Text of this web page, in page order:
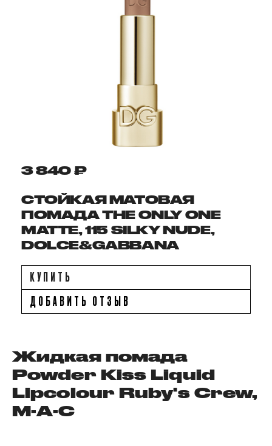
3 840 ₽
СТОЙКАЯ МАТОВАЯ
ПОМАДА THE ONLY ONE
MATTE, 115 SILKY NUDE,
DOLCE&GABBANA
КУПИТЬ
ДОБАВИТЬ ОТЗЫВ
Жидкая помада
Powder Kiss Liquid
Lipcolour Ruby's Crew,
M·A·C